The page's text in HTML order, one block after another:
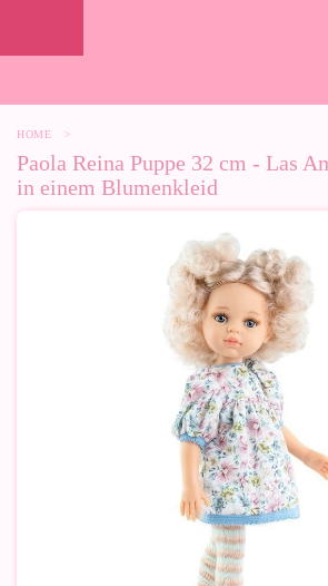
HOME >
Paola Reina Puppe 32 cm - Las
in einem Blumenkleid